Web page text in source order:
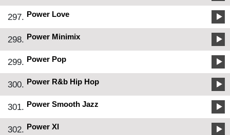
297. Power Love
298. Power Minimix
299. Power Pop
300. Power R&b Hip Hop
301. Power Smooth Jazz
302. Power Xl